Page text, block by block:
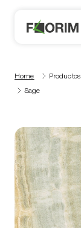
Home Productos
Sage